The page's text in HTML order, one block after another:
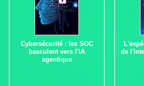
Cybersécurité : les SOC
basculent vers l'IA
agentique
de